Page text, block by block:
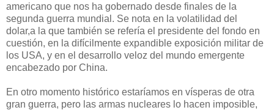
americano que nos ha gobernado desde finales de la
segunda guerra mundial. Se nota en la volatilidad del
dolar,a la que también se refería el presidente del fondo en
cuestión, en la difícilmente expandible exposición militar de
los USA, y en el desarrollo veloz del mundo emergente
encabezado por China.
En otro momento histórico estaríamos en vísperas de otra
gran guerra, pero las armas nucleares lo hacen imposible,